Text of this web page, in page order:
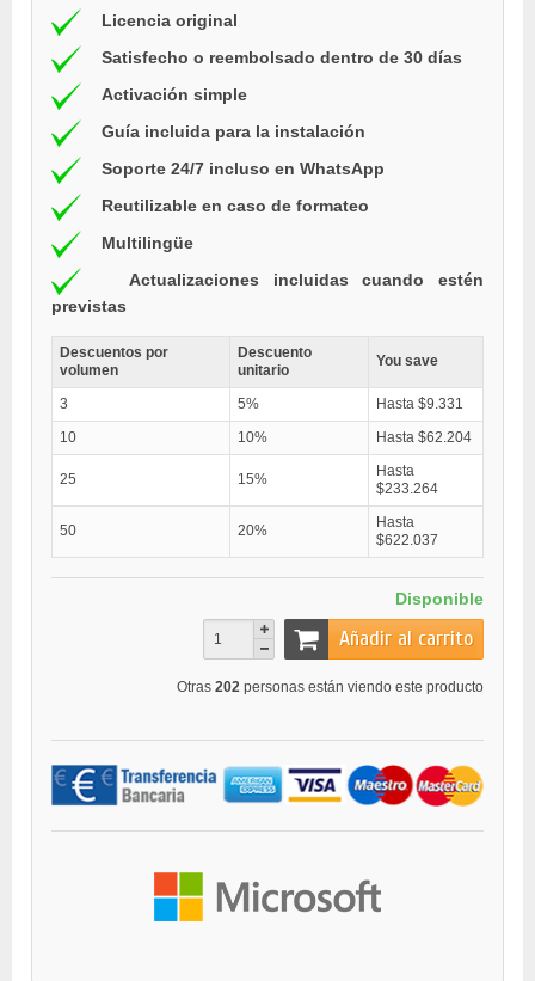
Licencia original
Satisfecho o reembolsado dentro de 30 días
Activación simple
Guía incluida para la instalación
Soporte 24/7 incluso en WhatsApp
Reutilizable en caso de formateo
Multilingüe
Actualizaciones incluidas cuando estén
previstas
Descuentos por
volumen
Descuento
unitario
You save
3 5%
Hasta $9.331
10
10% Hasta $62.204
25 15%
Hasta
$233.264
50 20%
Hasta
$622.037
Disponible
Añadir al carrito
Otras 202 personas están viendo este producto